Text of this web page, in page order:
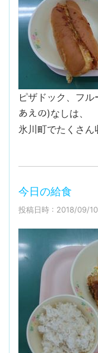
ピザドック、フ
あえの)なしは、
氷川町でたくさん
今日の給食
投稿日時 : 2018/09/10